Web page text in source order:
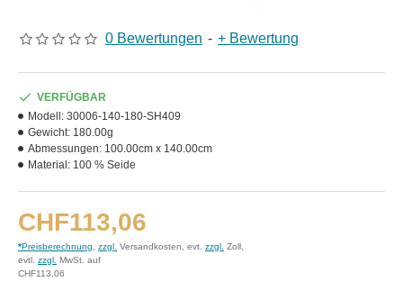
0 Bewertungen - + Bewertung
CHF113,06
*Preisberechnung zzgl. Versandkosten, evt. zzgl. Zoll,
evtl. zzgl. MwSt. auf
CHF113,06
VERFÜGBAR
Modell: 30006-140-180-SH409
Gewicht: 180.00g
Abmessungen: 100.00cm x 140.00cm
Material: 100 % Seide